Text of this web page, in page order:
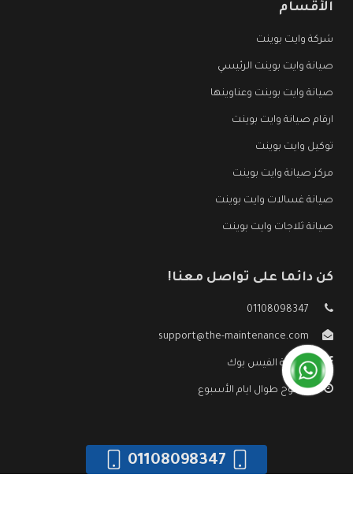
الأقسام
شركة وايت بوينت
صيانة وايت بوينت الرئيسي
صيانة وايت بوينت وعناوينها
ارقام صيانة وايت بوينت
توكيل وايت بوينت
مركز صيانة وايت بوينت
صيانة غسالات وايت بوينت
صيانة ثلاجات وايت بوينت
كن دائما على تواصل معنا!
01108098347
support@the-maintenance.com
صفحة الفيس بوك
مفتوح طوال ايام الأسبوع
01108098347